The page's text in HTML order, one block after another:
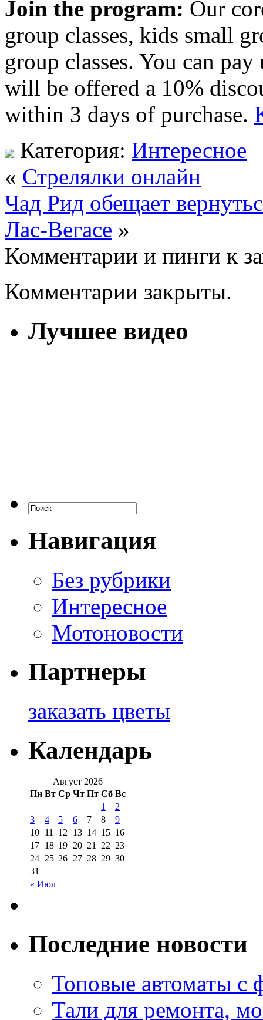
Join the program: Our
group classes, kids small
group classes. You can
will be offered a 10%
within 3 days of purchase.
Категория: Интересное
« Стрелялки онлайн
Чад Рид обещает
Лас-Вегасе »
Комментарии и пинги к
Комментарии закрыты.
Лучшее видео
Навигация
Без рубрики
Интересное
Мотоновости
Партнеры
заказать цветы
Календарь
Август 2026
Пн Вт Ср Чт Пт Сб Вс
« Июл
1
2
3
4 5 6 7 8
9
10 11 12 13 14 15 16
17 18 19 20 21 22 23
24 25 26 27 28 29 30
31
Последние новости
Топовые автоматы с
Тали для ремонта,